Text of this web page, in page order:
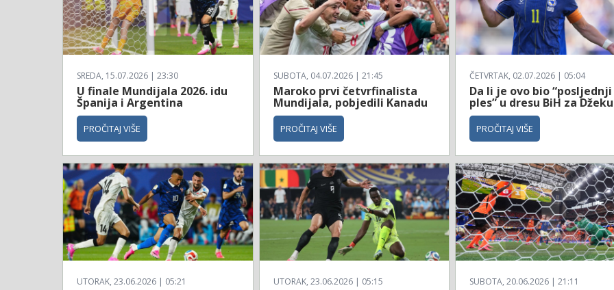
SREDA, 15.07.2026 | 23:30
U finale Mundijala 2026. idu
Španija i Argentina
PROČITAJ VIŠE
SUBOTA, 04.07.2026 | 21:45
Maroko prvi četvrfinalista
Mundijala, pobjedili Kanadu
PROČITAJ VIŠE
ČETVRTAK, 02.07.2026 | 05:04
Da li je ovo bio “posljednji
ples” u dresu BiH za Džeku
PROČITAJ VIŠE
UTORAK, 23.06.2026 | 05:21 UTORAK, 23.06.2026 | 05:15 SUBOTA, 20.06.2026 | 21:11